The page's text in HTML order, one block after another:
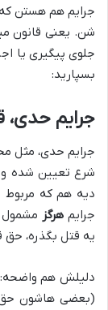
جرایم هم هستن
شن. یعنی قانون
جلوی پیگیری یا
بسپارید:
جرایم
جرایم حدی، مثل
شرع تعیین شده
دیه هم که
جرایمهرگز مشمول
یه قتل بگذره،
دلیلش هم واضحه:
(بعضی هاشون حق